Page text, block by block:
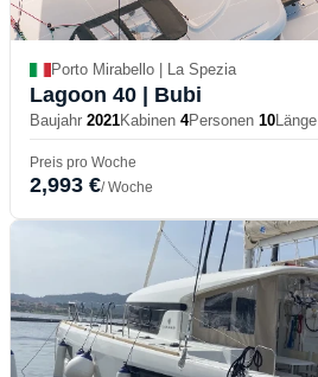
Porto Mirabello | La Spezia
Lagoon 40 | Bubi
Baujahr 2021Kabinen 4Personen 10Länge
Preis pro Woche
2,993 €/ Woche